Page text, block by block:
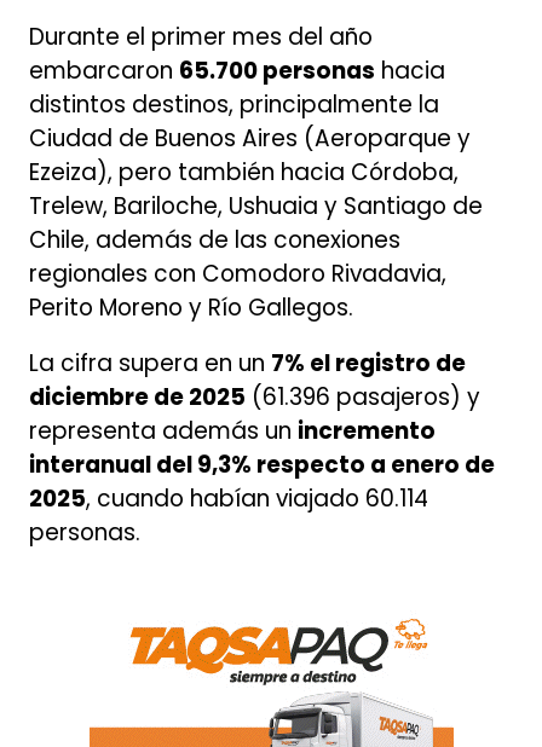
Durante el primer mes del año
embarcaron 65.700 personas hacia
distintos destinos, principalmente la
Ciudad de Buenos Aires (Aeroparque y
Ezeiza), pero también hacia Córdoba,
Trelew, Bariloche, Ushuaia y Santiago de
Chile, además de las conexiones
regionales con Comodoro Rivadavia,
Perito Moreno y Río Gallegos.
La cifra supera en un 7% el registro de
diciembre de 2025 (61.396 pasajeros) y
representa además un incremento
interanual del 9,3% respecto a enero de
2025, cuando habían viajado 60.114
personas.